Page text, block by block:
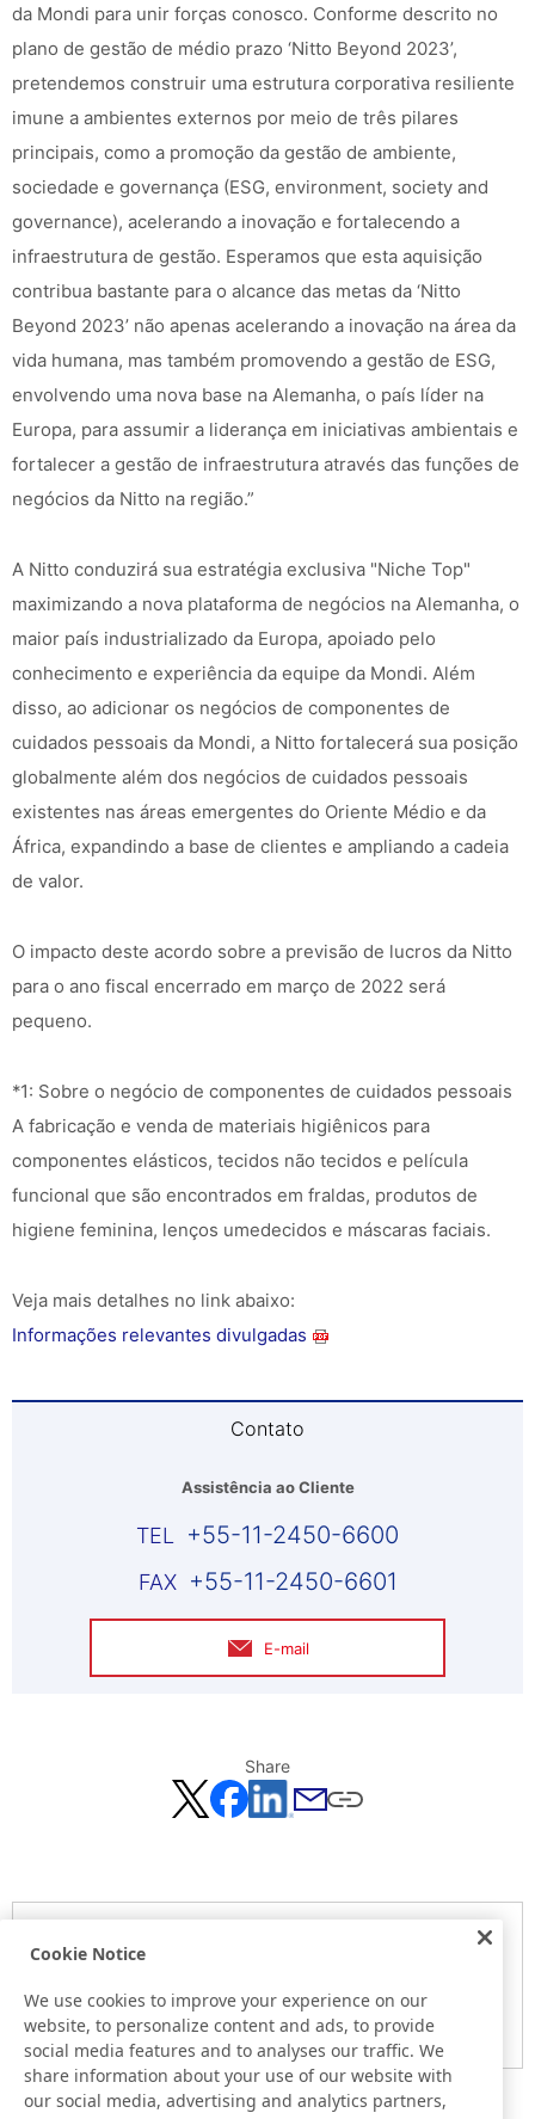
da Mondi para unir forças conosco. Conforme descrito no
plano de gestão de médio prazo ‘Nitto Beyond 2023’,
pretendemos construir uma estrutura corporativa resiliente
imune a ambientes externos por meio de três pilares
principais, como a promoção da gestão de ambiente,
sociedade e governança (ESG, environment, society and
governance), acelerando a inovação e fortalecendo a
infraestrutura de gestão. Esperamos que esta aquisição
contribua bastante para o alcance das metas da ‘Nitto
Beyond 2023’ não apenas acelerando a inovação na área da
vida humana, mas também promovendo a gestão de ESG,
envolvendo uma nova base na Alemanha, o país líder na
Europa, para assumir a liderança em iniciativas ambientais e
fortalecer a gestão de infraestrutura através das funções de
negócios da Nitto na região.”
A Nitto conduzirá sua estratégia exclusiva "Niche Top"
maximizando a nova plataforma de negócios na Alemanha, o
maior país industrializado da Europa, apoiado pelo
conhecimento e experiência da equipe da Mondi. Além
disso, ao adicionar os negócios de componentes de
cuidados pessoais da Mondi, a Nitto fortalecerá sua posição
globalmente além dos negócios de cuidados pessoais
existentes nas áreas emergentes do Oriente Médio e da
África, expandindo a base de clientes e ampliando a cadeia
de valor.
O impacto deste acordo sobre a previsão de lucros da Nitto
para o ano fiscal encerrado em março de 2022 será
pequeno.
*1: Sobre o negócio de componentes de cuidados pessoais
A fabricação e venda de materiais higiênicos para
componentes elásticos, tecidos não tecidos e película
funcional que são encontrados em fraldas, produtos de
higiene feminina, lenços umedecidos e máscaras faciais.
Veja mais detalhes no link abaixo:
Informações relevantes divulgadas
Contato
Assistência ao Cliente
+55-11-2450-6600
+55-11-2450-6601
E-mail
Share
Here is the information at the release day. This information
may be different from the information at other medias.
Please be forewarned.
Cookie Notice
We use cookies to improve your experience on our
website, to personalize content and ads, to provide
social media features and to analyses our traffic. We
share information about your use of our website with
our social media, advertising and analytics partners,